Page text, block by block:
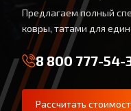
Предлагаем полный
ковры, татами для
8 800 777-54-
Рассчитать